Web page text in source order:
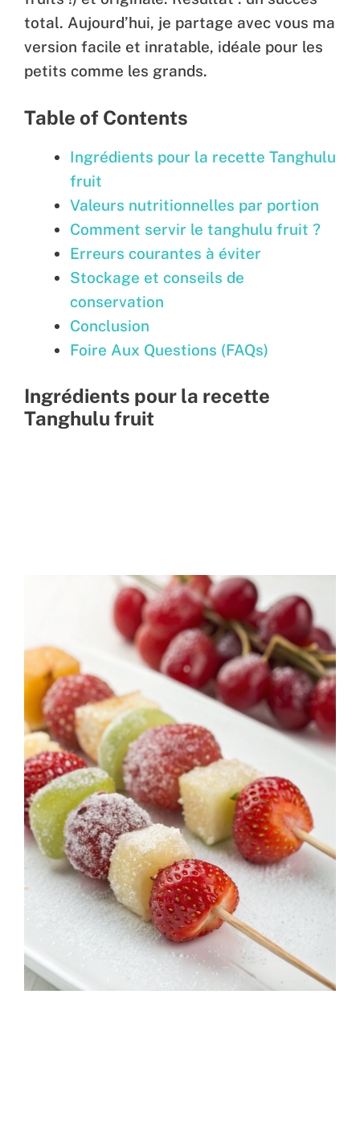
total. Aujourd’hui, je partage avec vous ma
version facile et inratable, idéale pour les
petits comme les grands.
Table of Contents
Ingrédients pour la recette Tanghulu
fruit
Valeurs nutritionnelles par portion
Comment servir le tanghulu fruit ?
Erreurs courantes à éviter
Stockage et conseils de
conservation
Conclusion
Foire Aux Questions (FAQs)
Ingrédients pour la recette
Tanghulu fruit